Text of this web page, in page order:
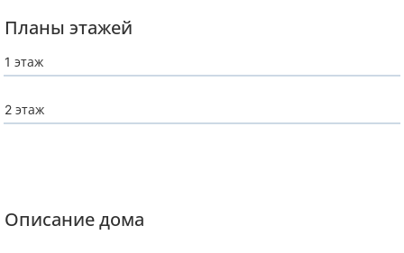
Планы этажей
1 этаж
2 этаж
Описание дома